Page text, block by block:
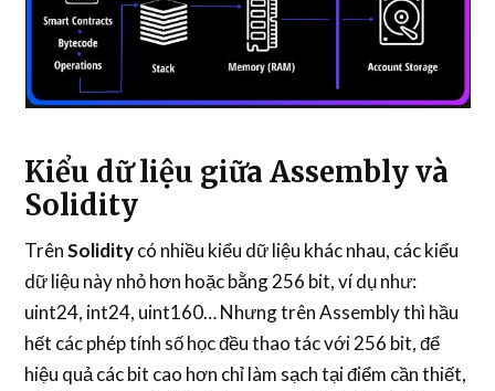
Kiểu dữ liệu giữa Assembly và
Solidity
TrênSoliditycó nhiều kiểu dữ liệu khác nhau, các kiểu
dữ liệu này nhỏ hơn hoặc bằng 256 bit, ví dụ như:
uint24, int24, uint160… Nhưng trên Assembly thì hầu
hết các phép tính số học đều thao tác với 256 bit, để
hiệu quả các bit cao hơn chỉ làm sạch tại điểm cần thiết,